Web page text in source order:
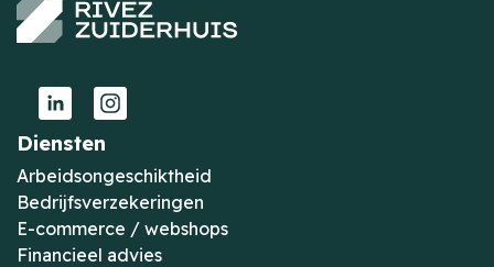
Diensten
Arbeidsongeschiktheid
Bedrijfsverzekeringen
E-commerce / webshops
Financieel advies